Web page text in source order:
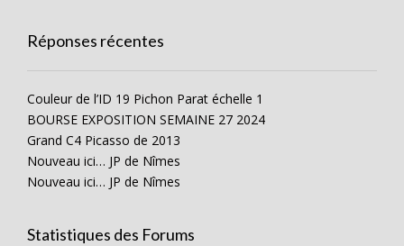
Réponses récentes
Couleur de l’ID 19 Pichon Parat échelle 1
BOURSE EXPOSITION SEMAINE 27 2024
Grand C4 Picasso de 2013
Nouveau ici… JP de Nîmes
Nouveau ici… JP de Nîmes
Statistiques des Forums